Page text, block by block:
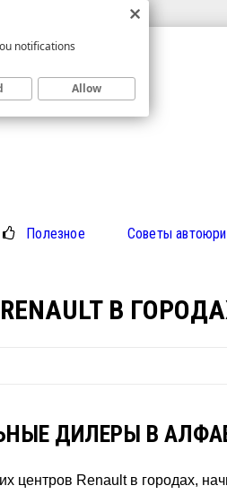
Полезное Советы
В
ДИЛЕРЫ В
центров Renault в городах,
notifications
Allow